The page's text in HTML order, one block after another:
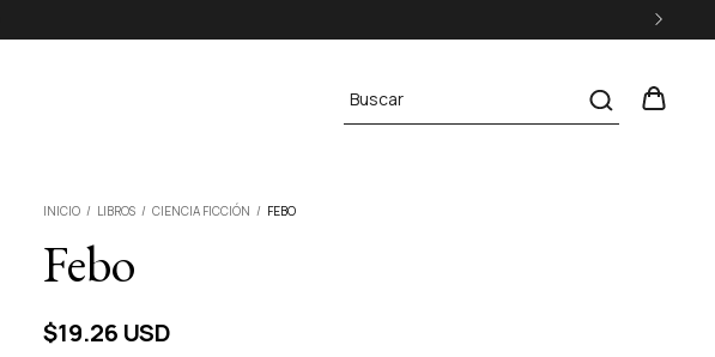
INICIO / LIBROS / CIENCIA FICCIÓN / FEBO
Febo
$19.26 USD